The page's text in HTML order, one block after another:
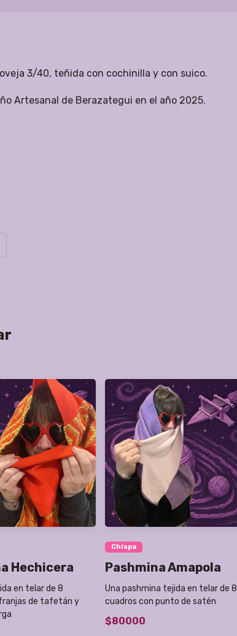
3/40, teñida con cochinilla y con suico.
Artesanal de Berazategui en el año 2025.
Hechicera
en telar de 8
de tafetán y
Chispa
Pashmina Amapola
Una pashmina tejida en telar de 8
cuadros con punto de satén
$80000